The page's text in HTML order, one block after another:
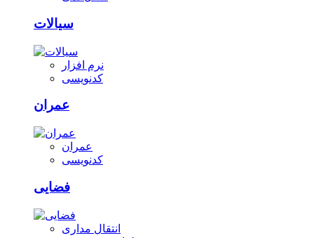
سیالات
نرم افزار
کدنویسی
عمران
عمران
کدنویسی
فضایی
انتقال مداری